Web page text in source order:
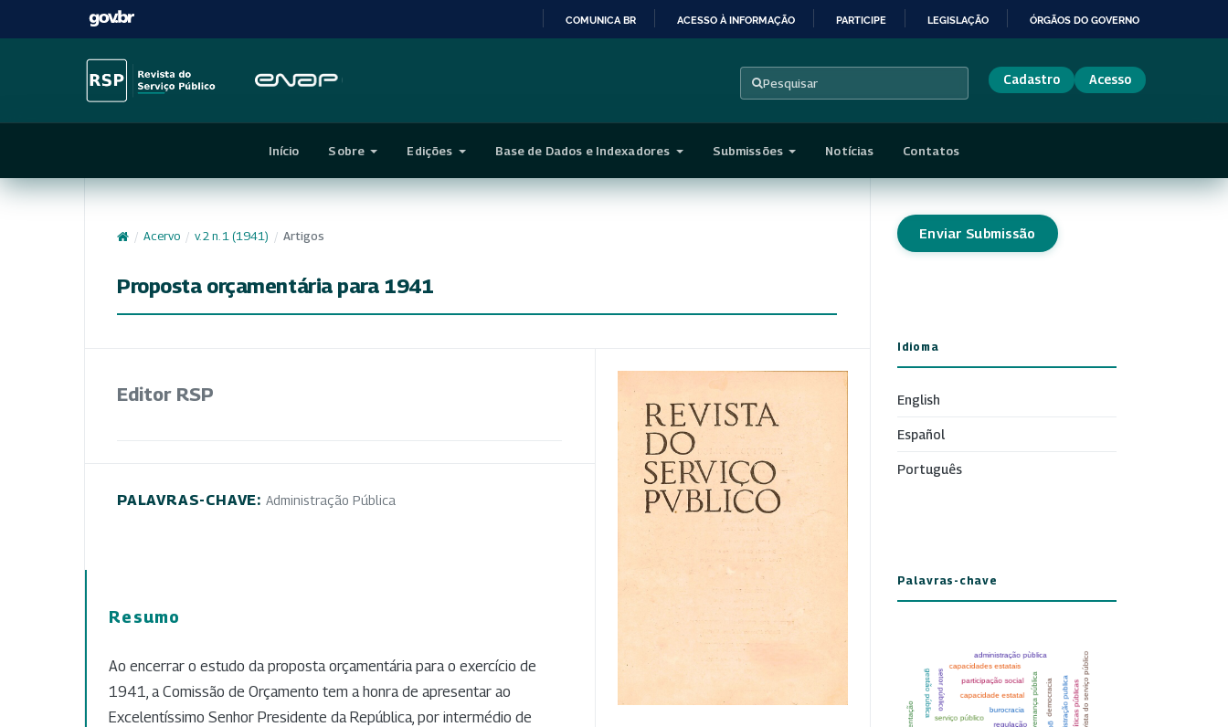
CONTEÚDO
COMUNICA BR ACESSO À INFORMAÇÃO PARTICIPE LEGISLAÇÃO ÓRGÃOS DO GOVERNO
Pesquisar Cadastro Acesso
Início Sobre Edições Base de Dados e Indexadores Submissões Notícias Contatos
/ Acervo / v. 2 n. 1 (1941) / Artigos
Proposta orçamentária para 1941
Editor RSP
PALAVRAS-CHAVE: Administração Pública
Resumo
Ao encerrar o estudo da proposta orçamentária para o exercício de
1941, a Comissão de Orçamento tem a honra de apresentar ao
Excelentíssimo Senhor Presidente da República, por intermédio de
Enviar Submissão
Idioma
English
Español
Português
Palavras-chave